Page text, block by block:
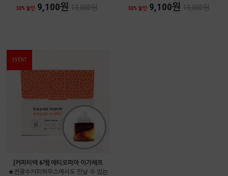
30% 할인 9,100원 13,000원 30% 할인 9,100원 13,000원
EVENT
[커피티백 6개] 에티오피아 이가체프
★전광수커피하우스에서도 만날 수 있는